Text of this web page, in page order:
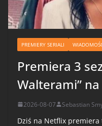
PREMIERY SERIALI
Premiera 3
Walterami”
2026-08-07 Sebastian
Dziś na Netflix premiera